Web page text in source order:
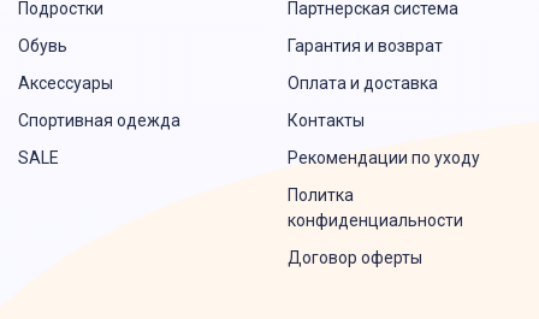
Подростки
Обувь
Аксессуары
Спортивная одежда
SALE
Партнерская система
Гарантия и возврат
Оплата и доставка
Контакты
Рекомендации по уходу
Политка
конфиденциальности
Договор оферты